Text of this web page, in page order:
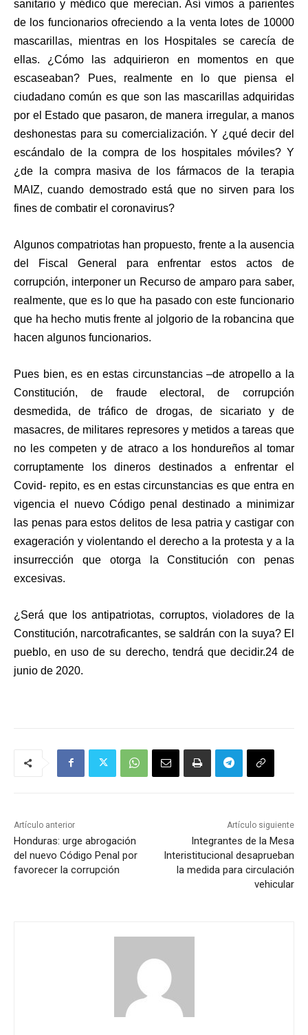
sanitario y médico que merecían. Así vimos a parientes
de los funcionarios ofreciendo a la venta lotes de 10000
mascarillas, mientras en los Hospitales se carecía de
ellas. ¿Cómo las adquirieron en momentos en que
escaseaban? Pues, realmente en lo que piensa el
ciudadano común es que son las mascarillas adquiridas
por el Estado que pasaron, de manera irregular, a manos
deshonestas para su comercialización. Y ¿qué decir del
escándalo de la compra de los hospitales móviles? Y
¿de la compra masiva de los fármacos de la terapia
MAIZ, cuando demostrado está que no sirven para los
fines de combatir el coronavirus?
Algunos compatriotas han propuesto, frente a la ausencia
del Fiscal General para enfrentar estos actos de
corrupción, interponer un Recurso de amparo para saber,
realmente, que es lo que ha pasado con este funcionario
que ha hecho mutis frente al jolgorio de la robancina que
hacen algunos funcionarios.
Pues bien, es en estas circunstancias –de atropello a la
Constitución, de fraude electoral, de corrupción
desmedida, de tráfico de drogas, de sicariato y de
masacres, de militares represores y metidos a tareas que
no les competen y de atraco a los hondureños al tomar
corruptamente los dineros destinados a enfrentar el
Covid- repito, es en estas circunstancias es que entra en
vigencia el nuevo Código penal destinado a minimizar
las penas para estos delitos de lesa patria y castigar con
exageración y violentando el derecho a la protesta y a la
insurrección que otorga la Constitución con penas
excesivas.
¿Será que los antipatriotas, corruptos, violadores de la
Constitución, narcotraficantes, se saldrán con la suya? El
pueblo, en uso de su derecho, tendrá que decidir.24 de
junio de 2020.
Artículo anterior
Honduras: urge abrogación
del nuevo Código Penal por
favorecer la corrupción
Artículo siguiente
Integrantes de la Mesa
Interistitucional desaprueban
la medida para circulación
vehicular